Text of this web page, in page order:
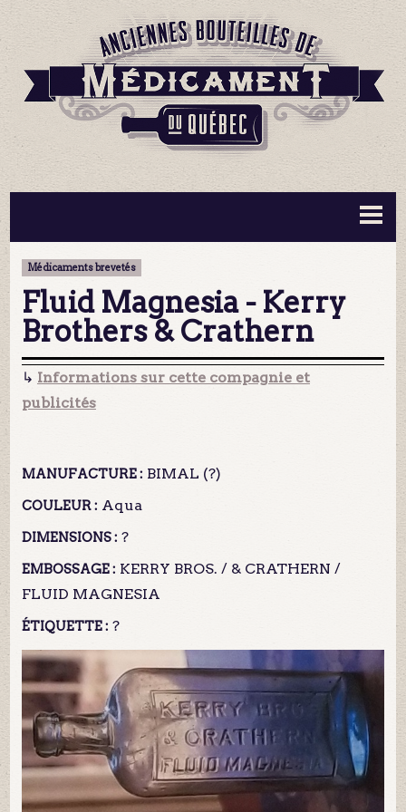
BOUTEILLES ▼
MA COLLECTION
CONTACT
Médicaments brevetés
Fluid Magnesia - Kerry
Brothers & Crathern
↳ Informations sur cette compagnie et
publicités
MANUFACTURE : BIMAL (?)
COULEUR : Aqua
DIMENSIONS : ?
EMBOSSAGE : KERRY BROS. / & CRATHERN /
FLUID MAGNESIA
ÉTIQUETTE : ?